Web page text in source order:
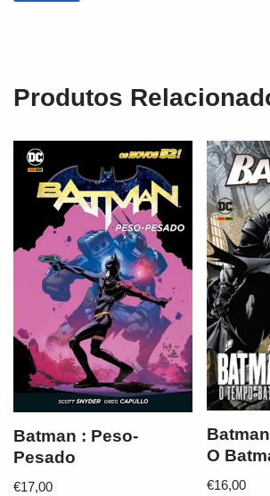
Produtos
Batman : Peso-
Pesado
€17,00
O
€16,00